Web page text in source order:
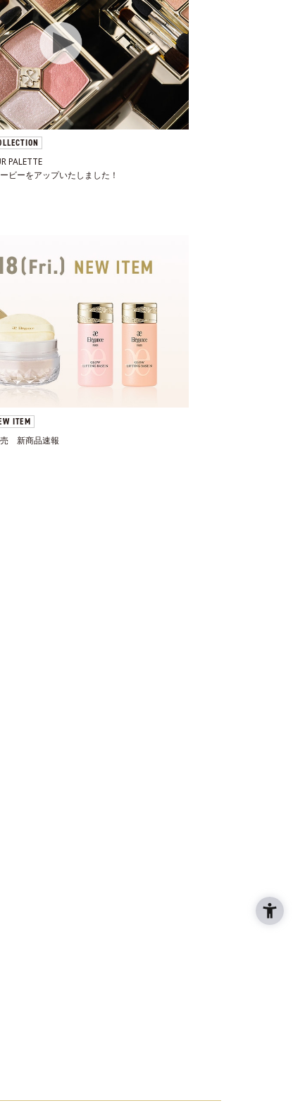
PALETTE
ビーをアップいたしました！
ITEM
新商品速報